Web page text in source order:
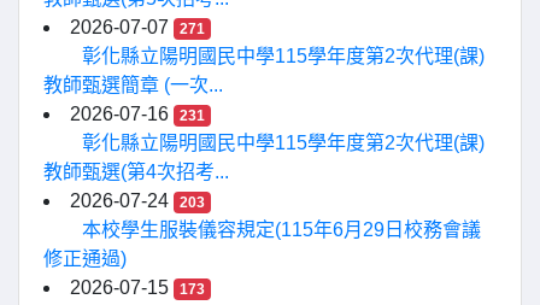
2026-07-07
271
彰化縣立陽明國民中學115學年度第2次代理(課)
教師甄選簡章 (一次...
2026-07-16
231
彰化縣立陽明國民中學115學年度第2次代理(課)
教師甄選(第4次招考...
2026-07-24
203
本校學生服裝儀容規定(115年6月29日校務會議
修正通過)
2026-07-15
173